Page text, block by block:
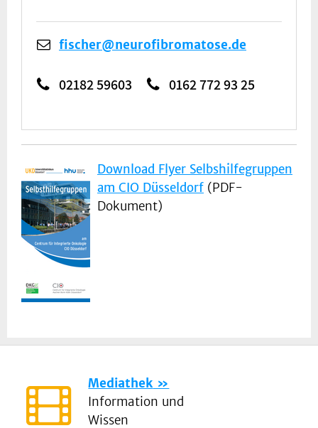
fischer@neurofibromatose.de
02182 59603 0162 772 93 25
Download Flyer Selbshilfegruppen
am CIO Düsseldorf (PDF-
Dokument)
Mediathek
Information und
Wissen